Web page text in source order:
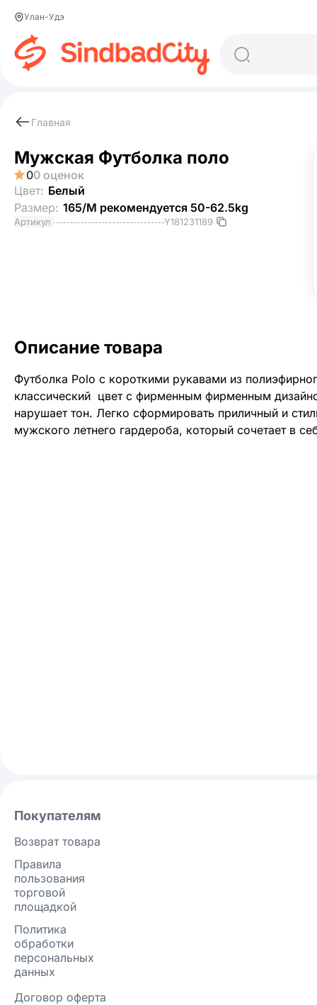
Улан-Удэ
Главная
Мужская Футболка поло
00 оценок
Цвет: Белый
Размер: 165/М рекомендуется 50-62.5kg
Артикул Y181231189
Описание товара
Футболка Polo с короткими рукавами из
классический цвет с фирменным фирменным
нарушает тон. Легко сформировать приличный и
мужского летнего гардероба, который сочетает в
Покупателям
Возврат товара
Правила
пользования
торговой
площадкой
Политика
обработки
персональных
данных
Договор оферта